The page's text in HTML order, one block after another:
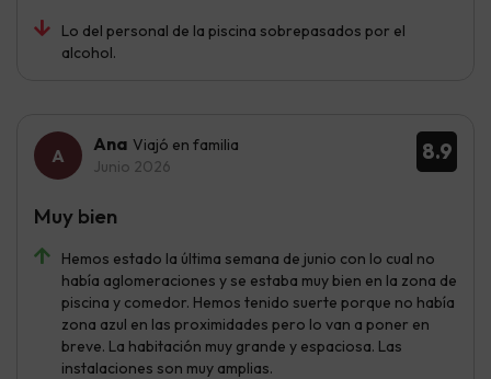
Lo del personal de la piscina sobrepasados por el
alcohol.
8.9
Ana Viajó en familia
Junio 2026
Hemos estado la última semana de junio con lo cual no
había aglomeraciones y se estaba muy bien en la zona de
piscina y comedor. Hemos tenido suerte porque no había
zona azul en las proximidades pero lo van a poner en
breve. La habitación muy grande y espaciosa. Las
instalaciones son muy amplias.
Muy bien